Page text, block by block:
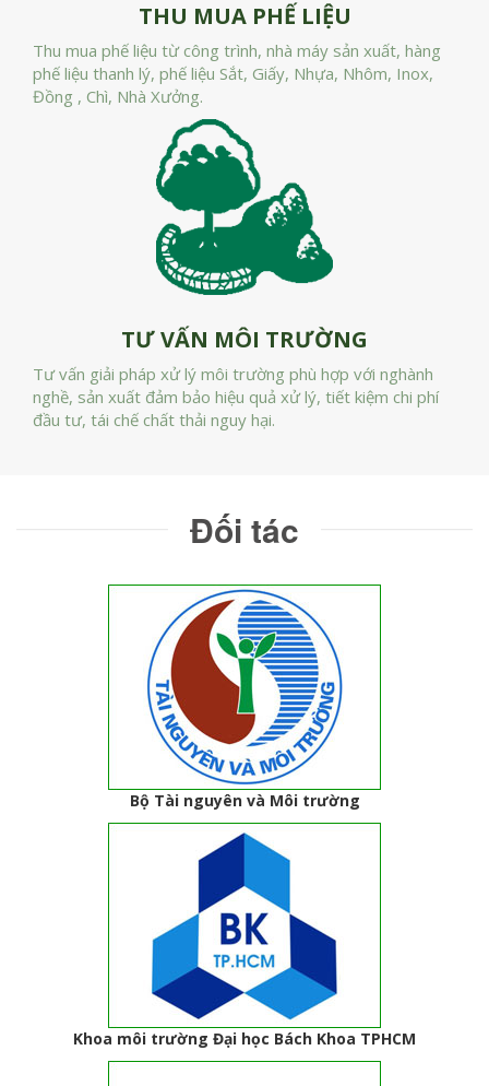
THU MUA PHẾ LIỆU
Thu mua phế liệu từ công trình, nhà máy sản xuất, hàng
phế liệu thanh lý, phế liệu Sắt, Giấy, Nhựa, Nhôm, Inox,
Đồng , Chì, Nhà Xưởng.
TƯ VẤN MÔI TRƯỜNG
Tư vấn giải pháp xử lý môi trường phù hợp với nghành
nghề, sản xuất đảm bảo hiệu quả xử lý, tiết kiệm chi phí
đầu tư, tái chế chất thải nguy hại.
Đối tác
Bộ Tài nguyên và Môi trường
Khoa môi trường Đại học Bách Khoa TPHCM